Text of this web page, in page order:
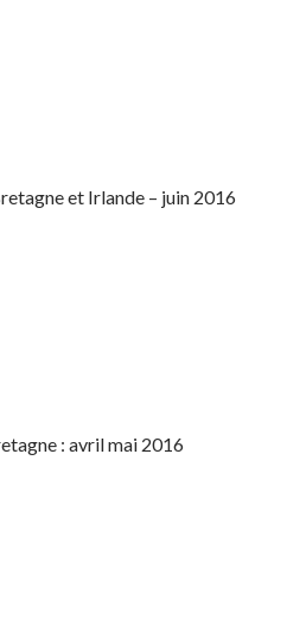
et Irlande – juin 2016
: avril mai 2016